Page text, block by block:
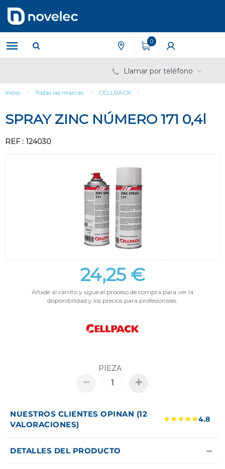
contenido
menú
de
navegación
0
Llamar por teléfono
Inicio Todas las marcas CELLPACK
SPRAY ZINC NÚMERO 171 0,4l
REF : 124030
24,25 €
Añade al carrito y sigue el proceso de compra para ver la
disponibilidad y los precios para profesionales.
PIEZA
NUESTROS CLIENTES OPINAN (12
VALORACIONES)
★★★★★4.8
DETALLES DEL PRODUCTO